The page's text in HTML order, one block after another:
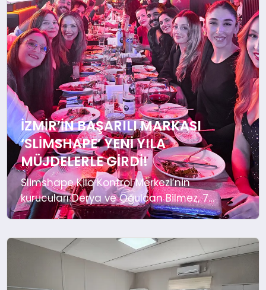
MAGAZIN
SPOR
YAŞAM
İZMIR’IN BAŞARILI MARKASI
‘SLIMSHAPE’ YENI YILA
MÜJDELERLE GIRDI!
Slimshape Kilo Kontrol Merkezi’nin
kurucuları Derya ve Oğulcan Bilmez, 7
şubede görev yapan ekipleriyle
İstanbul’da açılması planlanan 8’inci
şubenin müjdesi verildi. Slimshape Kilo
Kontrol Merkezi, yeni yıla keyifli bir